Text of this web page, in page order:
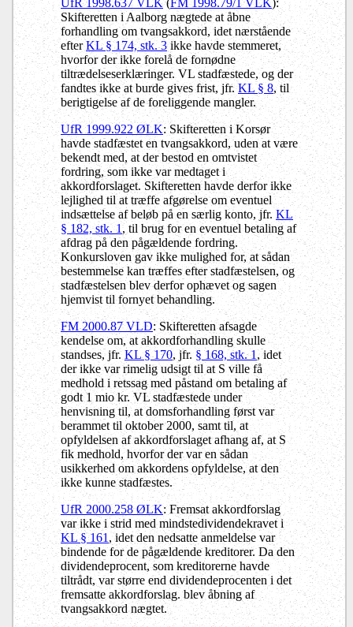
Skifteretten i Aalborg nægtede at åbne
forhandling om tvangsakkord, idet nærstående
efterKL § 174, stk. 3ikke havde stemmeret,
hvorfor der ikke forelå de fornødne
tiltrædelseserklæringer. VL stadfæstede, og der
fandtes ikke at burde gives frist, jfr.KL § 8, til
berigtigelse af de foreliggende mangler.
UfR 1999.922 ØLK: Skifteretten i Korsør
havde stadfæstet en tvangsakkord, uden at være
bekendt med, at der bestod en omtvistet
fordring, som ikke var medtaget i
akkordforslaget. Skifteretten havde derfor ikke
lejlighed til at træffe afgørelse om eventuel
indsættelse af beløb på en særlig konto, jfr. KL
§ 182, stk. 1, til brug for en eventuel betaling af
afdrag på den pågældende fordring.
Konkursloven gav ikke mulighed for, at sådan
bestemmelse kan træffes efter stadfæstelsen, og
stadfæstelsen blev derfor ophævet og sagen
hjemvist til fornyet behandling.
FM 2000.87 VLD: Skifteretten afsagde
kendelse om, at akkordforhandling skulle
standses, jfr. KL § 170, jfr. § 168, stk. 1 , idet
der ikke var rimelig udsigt til at S ville få
medhold i retssag med påstand om betaling af
godt 1 mio kr. VL stadfæstede under
henvisning til, at domsforhandling først var
berammet til oktober 2000, samt til, at
opfyldelsen af akkordforslaget afhang af, at S
fik medhold, hvorfor der var en sådan
usikkerhed om akkordens opfyldelse, at den
ikke kunne stadfæstes.
UfR 2000.258 ØLK: Fremsat akkordforslag
var ikke i strid med mindstedividendekravet i
KL § 161, idet den nedsatte anmeldelse var
bindende for de pågældende kreditorer. Da den
dividendeprocent, som kreditorerne havde
tiltrådt, var større end dividendeprocenten i det
fremsatte akkordforslag. blev åbning af
tvangsakkord nægtet.